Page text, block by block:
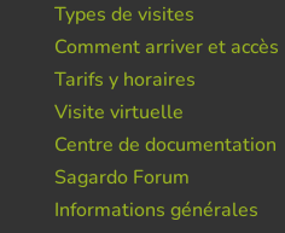
Types de visites
Comment arriver et accès
Tarifs y horaires
Visite virtuelle
Centre de documentation
Sagardo Forum
Informations générales